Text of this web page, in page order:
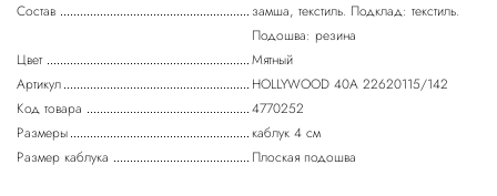
Состав
замша, текстиль. Подклад: текстиль.
Подошва: резина
Цвет
Мятный
Артикул
HOLLYWOOD 40A 22620115/142
Код товара
4770252
Размеры
каблук 4 см
Размер каблука
Плоская подошва